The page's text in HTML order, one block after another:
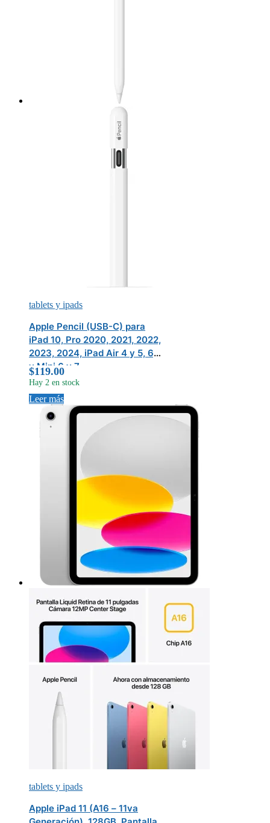
tablets y ipads
Apple Pencil (USB-C) para
iPad 10, Pro 2020, 2021, 2022,
2023, 2024, iPad Air 4 y 5, 6,
y Mini 6 y 7
$119.00
Hay 2 en stock
Leer más
tablets y ipads
Apple iPad 11 (A16 – 11va